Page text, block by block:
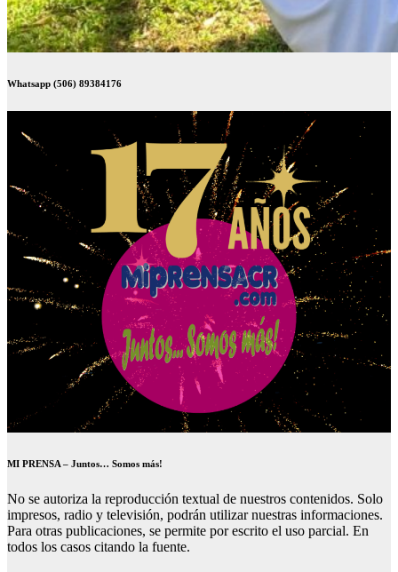
Whatsapp (506) 89384176
MI PRENSA – Juntos… Somos más!
No se autoriza la reproducción textual de nuestros contenidos. Solo
impresos, radio y televisión, podrán utilizar nuestras informaciones.
Para otras publicaciones, se permite por escrito el uso parcial. En
todos los casos citando la fuente.